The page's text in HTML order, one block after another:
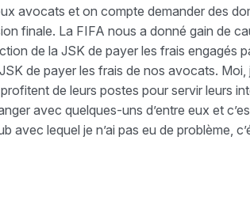
avocats et on compte demander des
finale. La FIFA nous a donné gain de
de la JSK de payer les frais engagés
de payer les frais de nos avocats. Moi,
de leurs postes pour servir leurs
avec quelques-uns d’entre eux et
lequel je n’ai pas eu de problème,